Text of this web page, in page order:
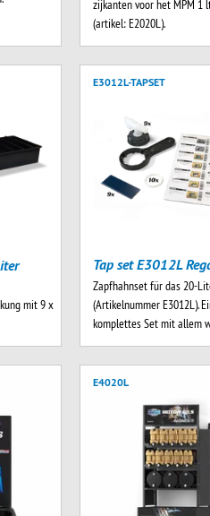
zijkanten voor het MPM 1
(artikel: E2020L).
mit 9 x
E3012L-TAPSET
Tap set E3012L
Zapfhahnset für das 20-
(Artikelnummer E3012L).
komplettes Set mit allem
E4020L